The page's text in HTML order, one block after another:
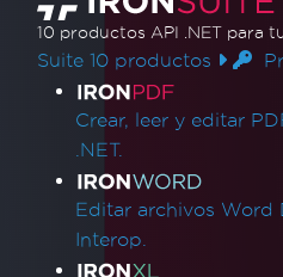
10 productos API .NET para
Suite 10 productos
Enlaces de
Crear, leer y editar
.NET.
Editar archivos Word
Interop.